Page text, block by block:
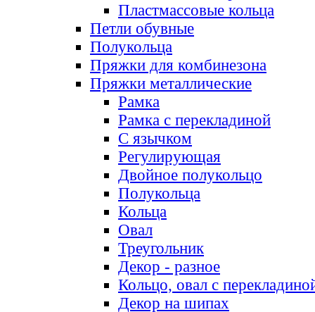
Пластмассовые кольца
Петли обувные
Полукольца
Пряжки для комбинезона
Пряжки металлические
Рамка
Рамка с перекладиной
С язычком
Регулирующая
Двойное полукольцо
Полукольца
Кольца
Овал
Треугольник
Декор - разное
Кольцо, овал с
Декор на шипах